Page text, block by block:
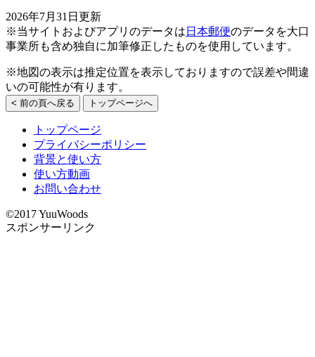
2026年7月31日更新
※当サイトおよびアプリのデータは 日本郵便のデータを大口
事業所も含め独自に加筆修正したものを使用しています。
50 m
※地図の表示は推定位置を表示しておりますので誤差や間違
いの可能性が有ります。
< 前の頁へ戻る トップページへ
トップページ
プライバシーポリシー
背景と使い方
使い方動画
お問い合わせ
©2017 YuuWoods
スポンサーリンク